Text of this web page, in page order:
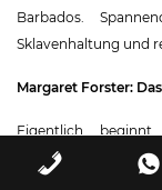
Barbados.
Sklavenhaltung und
Margaret Forster:
Eigentlich
Protagonistin auf